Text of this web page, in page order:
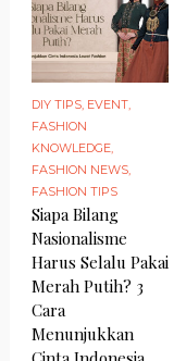
DIY TIPS, EVENT,
FASHION
KNOWLEDGE,
FASHION NEWS,
FASHION TIPS
Siapa Bilang
Nasionalisme
Harus Selalu Pakai
Merah Putih? 3
Cara
Menunjukkan